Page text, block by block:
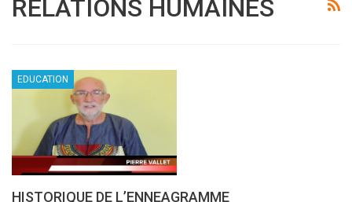
RELATIONS HUMAINES
EDUCATION
HISTORIQUE DE L’ENNEAGRAMME